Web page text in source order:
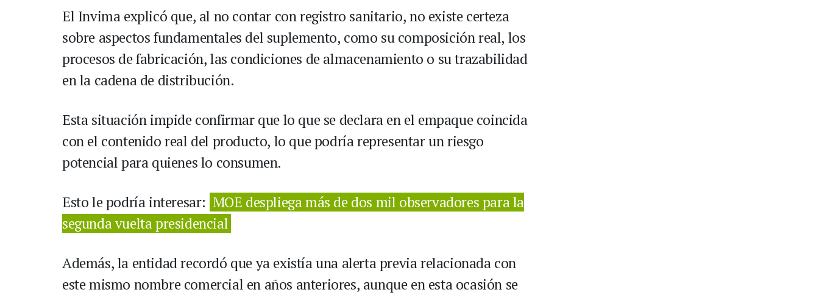
El Invima explicó que, al no contar con registro sanitario, no existe certeza
sobre aspectos fundamentales del suplemento, como su composición real, los
procesos de fabricación, las condiciones de almacenamiento o su trazabilidad
en la cadena de distribución.
Esta situación impide confirmar que lo que se declara en el empaque coincida
con el contenido real del producto, lo que podría representar un riesgo
potencial para quienes lo consumen.
Esto le podría interesar: MOE despliega más de dos mil observadores para la
segunda vuelta presidencial
Además, la entidad recordó que ya existía una alerta previa relacionada con
este mismo nombre comercial en años anteriores, aunque en esta ocasión se